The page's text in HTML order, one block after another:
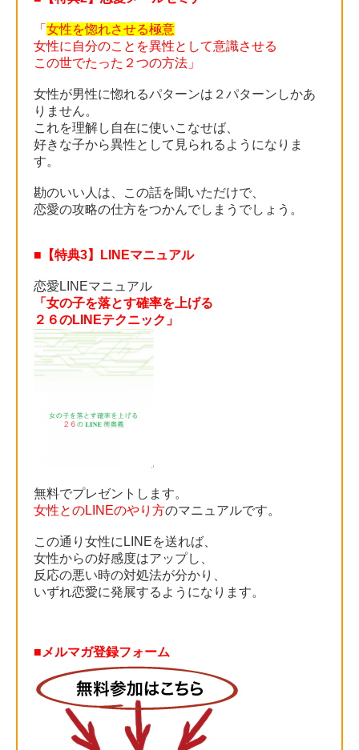
「 女性を惚れさせる極意
女性に自分のことを異性として意識させる
この世でたった２つの方法」
女性が男性に惚れるパターンは２パターンしかあ
りません。
これを理解し自在に使いこなせば、
好きな子から異性として見られるようになりま
す。
勘のいい人は、この話を聞いただけで、
恋愛の攻略の仕方をつかんでしまうでしょう。
■【特典3】LINEマニュアル
恋愛LINEマニュアル
「女の子を落とす確率を上げる
２６のLINEテクニック」
無料でプレゼントします。
女性とのLINEのやり方のマニュアルです。
この通り女性にLINEを送れば、
女性からの好感度はアップし、
反応の悪い時の対処法が分かり、
いずれ恋愛に発展するようになります。
■メルマガ登録フォーム